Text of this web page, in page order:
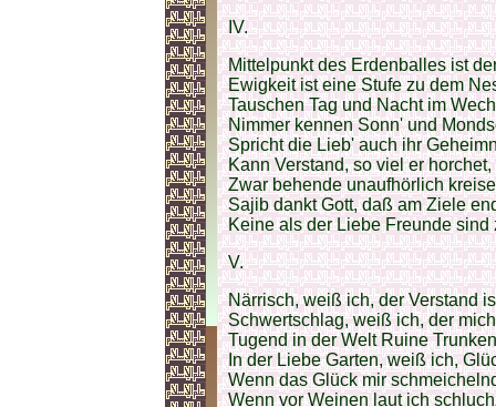
IV.
Mittelpunkt des Erdenballes ist
Ewigkeit ist eine Stufe zu dem
Tauschen Tag und Nacht im
Nimmer kennen Sonn' und
Spricht die Lieb' auch ihr
Kann Verstand, so viel er
Zwar behende unaufhörlich
Sajib dankt Gott, daß am Ziele
Keine als der Liebe Freunde
V.
Närrisch, weiß ich, der Verstand
Schwertschlag, weiß ich, der
Tugend in der Welt Ruine
In der Liebe Garten, weiß ich,
Wenn das Glück mir
Wenn vor Weinen laut ich